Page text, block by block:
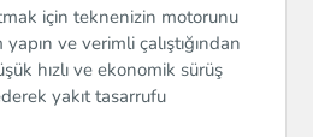
için teknenizin motorunu
ve verimli çalıştığından
hızlı ve ekonomik sürüş
yakıt tasarrufu